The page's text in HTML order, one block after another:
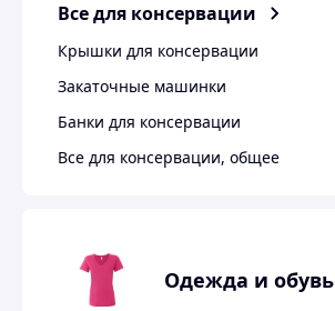
Все для консервации
Крышки для консервации
Закаточные машинки
Банки для консервации
Все для консервации, общее
Одежда и обувь